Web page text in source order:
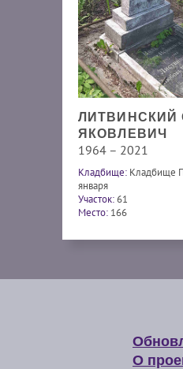
ЛИТВИНСКИЙ
ЯКОВЛЕВИЧ
1964 – 2021
Кладбище: Кладбище
января
Участок:61
Место: 166
О